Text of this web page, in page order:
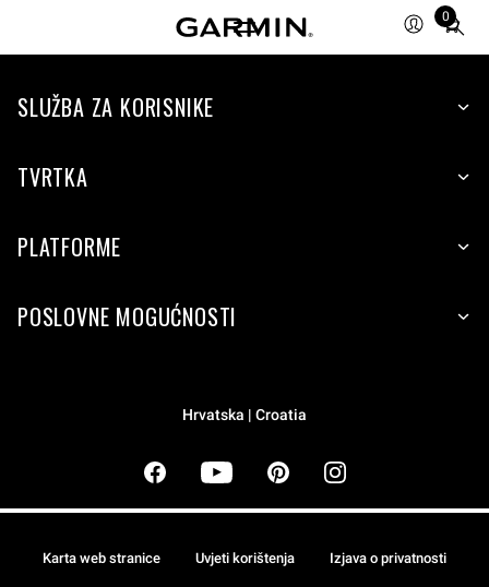
0
Total
SLUŽBA ZA KORISNIKE
TVRTKA
PLATFORME
POSLOVNE MOGUĆNOSTI
Hrvatska | Croatia
Karta web stranice Uvjeti korištenja Izjava o privatnosti